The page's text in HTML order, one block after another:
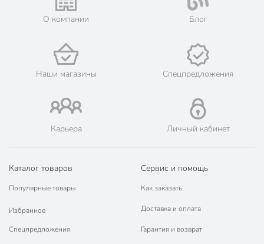
💳 Оплата: онлайн на сайте интернет-гипермаркета или
🛍 Скидки, акции, распродажи каждый день!
📜 Только оригинальная продукция. Интернет-гипермаркет
Порядок - официальный представитель ведущих мировых
марок.
О компании Блог
Наши магазины Спецпредложения
Карьера Личный кабинет
Каталог товаров
Популярные товары
Избранное
Спецпредложения
Сервис и помощь
Как заказать
Доставка и оплата
Гарантия и возврат